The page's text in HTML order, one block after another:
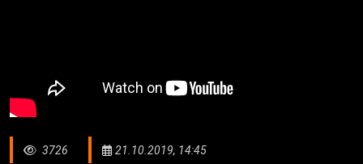
3726 21.10.2019, 14:45